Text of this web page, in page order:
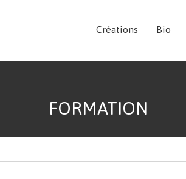
Créations Bio
FORMATION